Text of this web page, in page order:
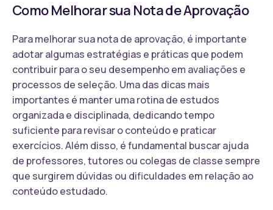
Como Melhorar sua Nota de Aprovação
Para melhorar sua nota de aprovação, é importante
adotar algumas estratégias e práticas que podem
contribuir para o seu desempenho em avaliações e
processos de seleção. Uma das dicas mais
importantes é manter uma rotina de estudos
organizada e disciplinada, dedicando tempo
suficiente para revisar o conteúdo e praticar
exercícios. Além disso, é fundamental buscar ajuda
de professores, tutores ou colegas de classe sempre
que surgirem dúvidas ou dificuldades em relação ao
conteúdo estudado.